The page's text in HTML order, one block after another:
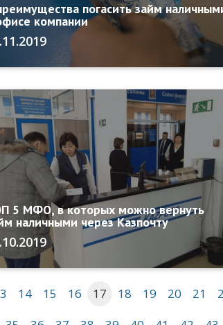
погасить займ
компании
5 МФО, в которых можно вернуть
наличными через Казпочту
14 15 16 17 18 19 20 21